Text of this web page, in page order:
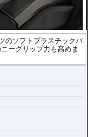
のソフトプラスチックパ
ーグリップ力も高めま